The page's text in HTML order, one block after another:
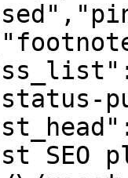
SEO